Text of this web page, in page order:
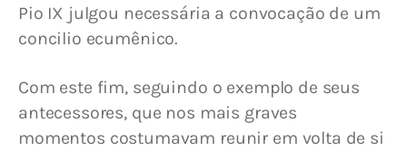
Pio IX julgou necessária a convocação de um
concilio ecumênico.
Com este fim, seguindo o exemplo de seus
antecessores, que nos mais graves
momentos costumavam reunir em volta de si